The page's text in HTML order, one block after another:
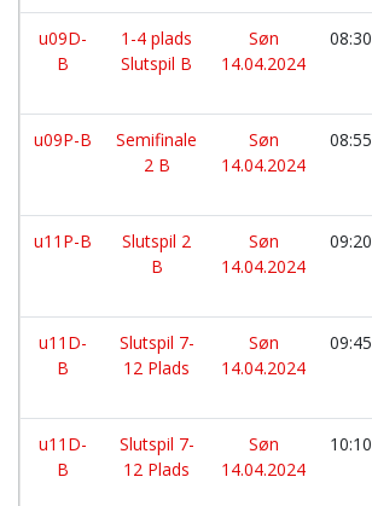
u09D-
B
1-4 plads
Slutspil B
Søn
14.04.2024
08:30
u09P-B
Semifinale
2 B
Søn
14.04.2024
08:55
u11P-B
Slutspil 2
B
Søn
14.04.2024
09:20
u11D-
B
Slutspil 7-
12 Plads
Søn
14.04.2024
09:45
u11D-
B
Slutspil 7-
12 Plads
Søn
14.04.2024
10:10